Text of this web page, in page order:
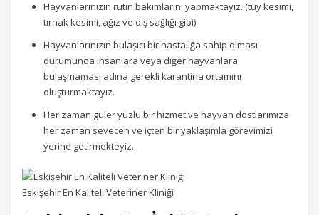
Hayvanlarınızın rutin bakımlarını yapmaktayız. (tüy kesimi,
tırnak kesimi, ağız ve diş sağlığı gibi)
Hayvanlarınızın bulaşıcı bir hastalığa sahip olması
durumunda insanlara veya diğer hayvanlara
bulaşmaması adına gerekli karantina ortamını
oluşturmaktayız.
Her zaman güler yüzlü bir hizmet ve hayvan dostlarımıza
her zaman sevecen ve içten bir yaklaşımla görevimizi
yerine getirmekteyiz.
Eskişehir En Kaliteli Veteriner Kliniği